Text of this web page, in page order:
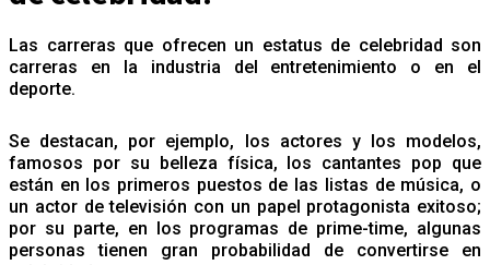
Las carreras que ofrecen un estatus de celebridad son
carreras en la industria del entretenimiento o en el
deporte.
Se destacan, por ejemplo, los actores y los modelos,
famosos por su belleza física, los cantantes pop que
están en los primeros puestos de las listas de música, o
un actor de televisión con un papel protagonista exitoso;
por su parte, en los programas de prime-time, algunas
personas tienen gran probabilidad de convertirse en